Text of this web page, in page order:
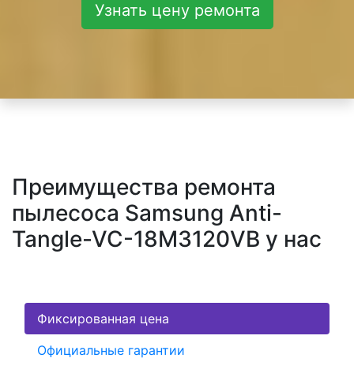
Узнать цену ремонта
Преимущества ремонта
пылесоса Samsung Anti-
Tangle-VC-18M3120VB у нас
Фиксированная цена
Официальные гарантии